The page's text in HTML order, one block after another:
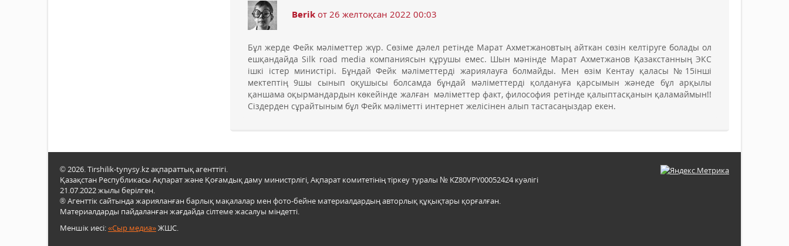
Berik от 26 желтоқсан 2022 00:03
Бұл жерде Фейк мәліметтер жүр. Сөзіме дәлел ретінде Марат Ахметжановтың айткан сөзін келтіруге болады ол
ешқандайда Silk road media компаниясын құрушы емес. Шын мәнінде Марат Ахметжанов Қазакстанның ЭКС
ішкі істер министірі. Бұндай Фейк мәліметтерді жариялауға болмайды. Мен өзім Кентау қаласы №15інші
мектептің 9шы сынып оқушысы болсамда бұндай мәліметтерді қолдануға қарсымын жәнеде бұл арқылы
қаншама оқырмандардын көкейінде жалған мәліметтер факт, философия ретінде қалыптасқанын қаламаймын!!
Сіздерден сұрайтыным бұл Фейк мәліметті интернет желісінен алып тастасаңыздар екен.
© 2026. Tirshilik-tynysy.kz ақпараттық агенттігі.
Қазақстан Республикасы Ақпарат және Қоғамдық даму министрлігі, Ақпарат комитетінің тіркеу туралы № KZ80VPY00052424 куәлігі
21.07.2022 жылы берілген.
® Агенттік сайтында жарияланған барлық мақалалар мен фото-бейне материалдардың авторлық құқықтары қорғалған.
Материалдарды пайдаланған жағдайда сілтеме жасалуы міндетті.
Меншік иесі:«Сыр медиа»ЖШС.